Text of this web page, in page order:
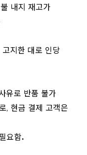
내지 재고가
지한 대로 인당
유로 반품 불가
, 현금 결제 고객은
요함.